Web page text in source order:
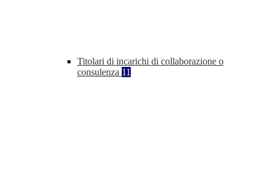
Titolari di incarichi di collaborazione o
consulenza 11